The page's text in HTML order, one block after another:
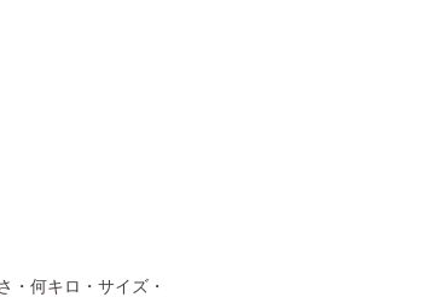
・何キロ・サイズ・